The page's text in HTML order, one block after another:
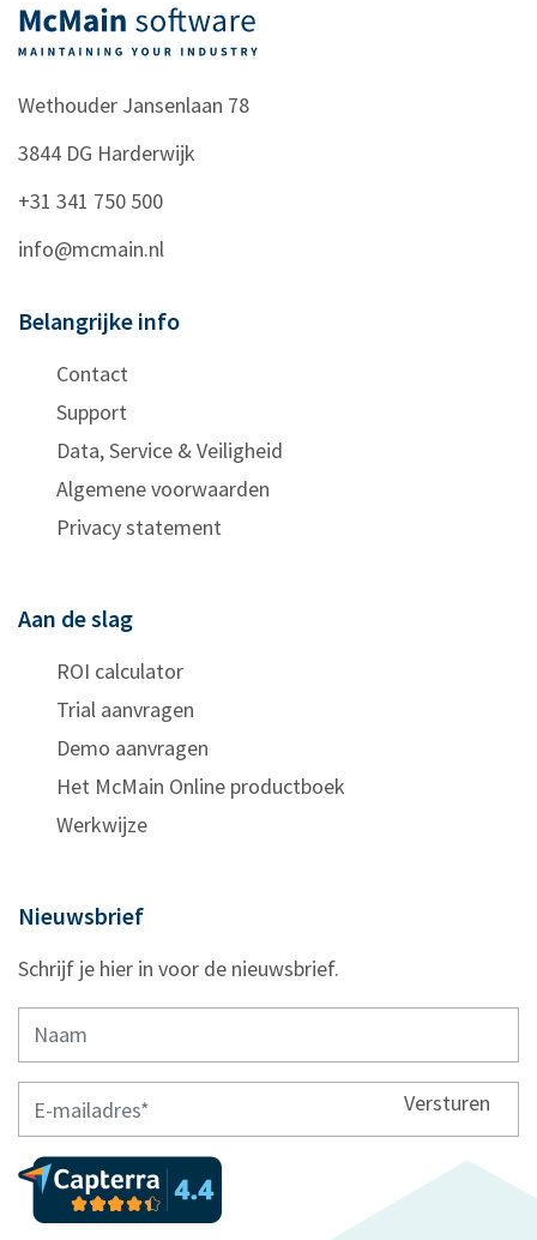
Wethouder Jansenlaan 78
3844 DG Harderwijk
+31 341 750 500
info@mcmain.nl
Belangrijke info
Contact
Support
Data, Service & Veiligheid
Algemene voorwaarden
Privacy statement
Aan de slag
ROI calculator
Trial aanvragen
Demo aanvragen
Het McMain Online productboek
Werkwijze
Nieuwsbrief
Schrijf je hier in voor de nieuwsbrief.
Versturen